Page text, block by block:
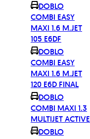
DOBLO
COMBI EASY
MAXI 1.6 M.JET
105 E6DF
DOBLO
COMBI EASY
MAXI 1.6 M.JET
120 E6D FINAL
DOBLO
COMBI MAXI 1.3
MULTIJET ACTIVE
DOBLO